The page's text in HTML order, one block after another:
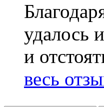
удалось
и
весь